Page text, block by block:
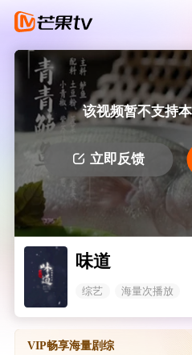
该视频暂不支持
立即反馈
味道
综艺 海量次播放
VIP畅享海量剧综